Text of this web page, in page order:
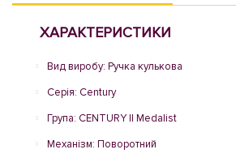
ХАРАКТЕРИСТИКИ
Вид виробу: Ручка кулькова
Серія: Century
Група: CENTURY II Medalist
Механізм: Поворотний